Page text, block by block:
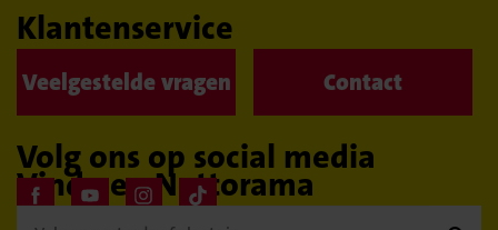
Klantenservice
Veelgestelde vragen Contact
Volg ons op social media
Vind een Nettorama